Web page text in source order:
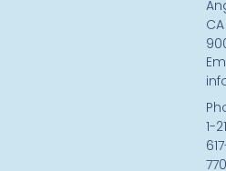
CA
1-